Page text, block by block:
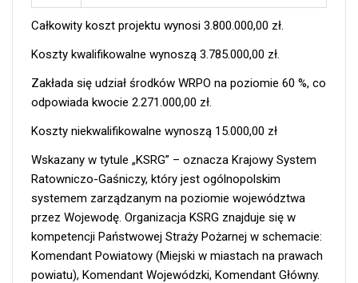
Całkowity koszt projektu wynosi 3.800.000,00 zł.
Koszty kwalifikowalne wynoszą 3.785.000,00 zł.
Zakłada się udział środków WRPO na poziomie 60 %, co
odpowiada kwocie 2.271.000,00 zł.
Koszty niekwalifikowalne wynoszą 15.000,00 zł
Wskazany w tytule „KSRG” – oznacza Krajowy System
Ratowniczo-Gaśniczy, który jest ogólnopolskim
systemem zarządzanym na poziomie województwa
przez Wojewodę. Organizacja KSRG znajduje się w
kompetencji Państwowej Straży Pożarnej w schemacie:
Komendant Powiatowy (Miejski w miastach na prawach
powiatu), Komendant Wojewódzki, Komendant Główny.